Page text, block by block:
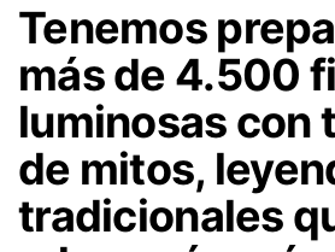
Tenemos
más de 4.500
luminosas con
de mitos,
tradicionales